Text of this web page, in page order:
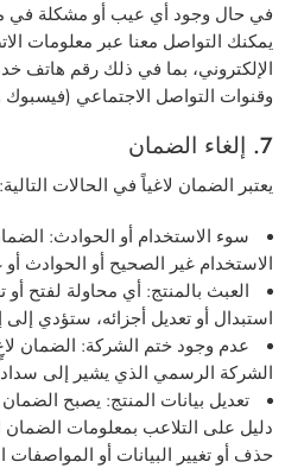
في حال وجود أي عيب أو مشكلة في
يمكنك التواصل معنا عبر معلومات
الإلكتروني، بما في ذلك رقم هاتف
وقنوات التواصل الاجتماعي
7. إلغاء الضمان
يعتبر الضمان لاغياً في الحالات التالية:
سوء الاستخدام أو الحوادث:
الاستخدام غير الصحيح أو الحوادث
العبث بالمنتج: أي محاولة لفتح أو
استبدال أو تعديل أجزائه، ستؤدي إلى
عدم وجود ختم الشركة: الضمان
الشركة الرسمي الذي يشير إلى
تعديل بيانات المنتج: يصبح
دليل على التلاعب بمعلومات
حذف أو تغيير البيانات أو